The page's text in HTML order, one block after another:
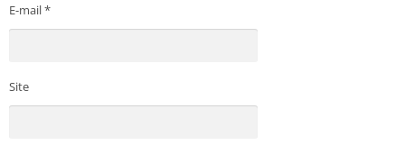
E-mail*
Site